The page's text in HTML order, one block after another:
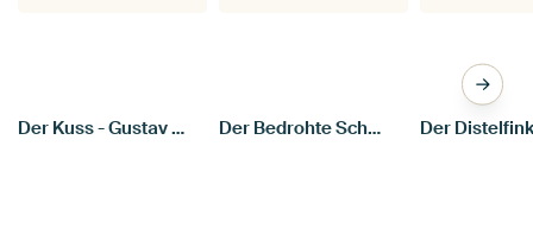
Der Kuss - Gustav Klimt Der Bedrohte Schwan (Jan Asselijn)